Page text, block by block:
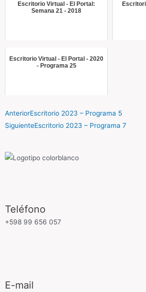
Escritorio Virtual - El Portal:
Semana 21 - 2018
Escritorio Virtual - El Portal - 2020
- Programa 25
AnteriorEscritorio 2023 – Programa 5
SiguienteEscritorio 2023 – Programa 7
Teléfono
+598 99 656 057
E-mail